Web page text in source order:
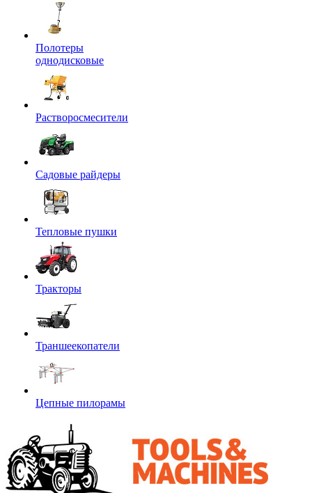
Полотеры
однодисковые
Растворосмесители
Садовые райдеры
Тепловые пушки
Тракторы
Траншеекопатели
Цепные пилорамы